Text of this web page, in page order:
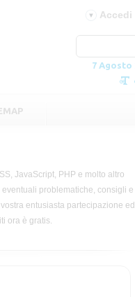
Accedi
7 Agosto
JavaScript, PHP e molto altro
problematiche, consigli e
entusiasta partecipazione ed
ora è gratis.